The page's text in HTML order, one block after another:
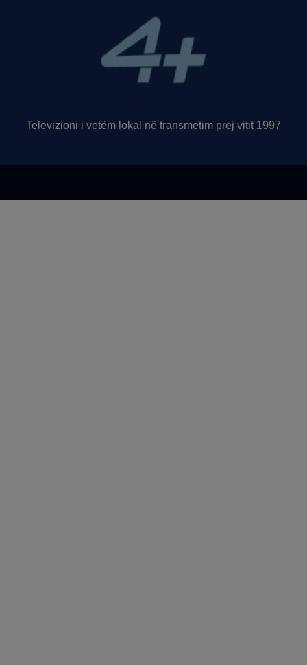
Televizioni i vetëm lokal në transmetim prej vitit 1997